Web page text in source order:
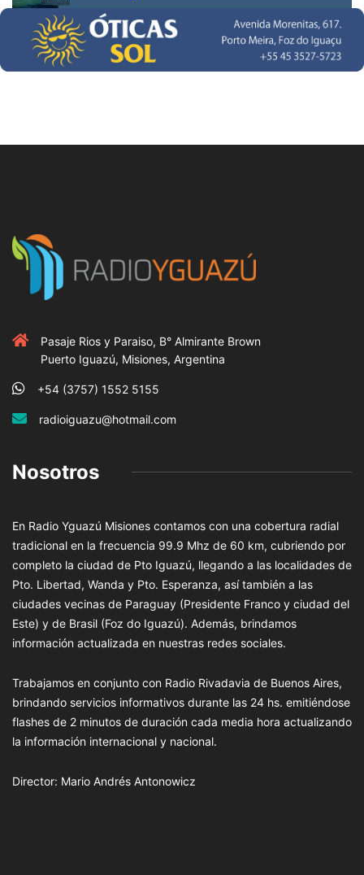
Pasaje Rios y Paraiso, B° Almirante Brown
Puerto Iguazú, Misiones, Argentina
+54 (3757) 1552 5155
radioiguazu@hotmail.com
Nosotros
En Radio Yguazú Misiones contamos con una cobertura radial
tradicional en la frecuencia 99.9 Mhz de 60 km, cubriendo por
completo la ciudad de Pto Iguazú, llegando a las localidades de
Pto. Libertad, Wanda y Pto. Esperanza, así también a las
ciudades vecinas de Paraguay (Presidente Franco y ciudad del
Este) y de Brasil (Foz do Iguazú). Además, brindamos
información actualizada en nuestras redes sociales.
Trabajamos en conjunto con Radio Rivadavia de Buenos Aires,
brindando servicios informativos durante las 24 hs. emitiéndose
flashes de 2 minutos de duración cada media hora actualizando
la información internacional y nacional.
Director: Mario Andrés Antonowicz